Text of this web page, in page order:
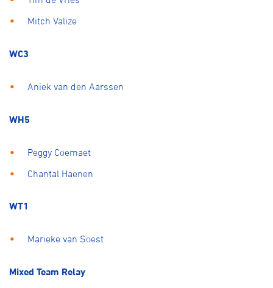
Mitch Valize
WC3
Aniek van den Aarssen
WH5
Peggy Coemaet
Chantal Haenen
WT1
Marieke van Soest
Mixed Team Relay